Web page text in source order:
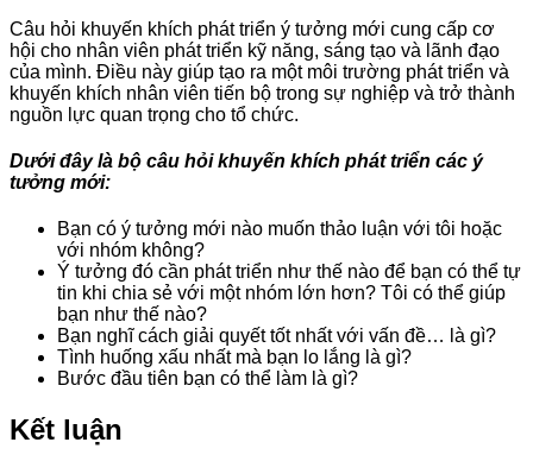
Câu hỏi khuyến khích phát triển ý tưởng mới cung cấp cơ
hội cho nhân viên phát triển kỹ năng, sáng tạo và lãnh đạo
của mình. Điều này giúp tạo ra một môi trường phát triển và
khuyến khích nhân viên tiến bộ trong sự nghiệp và trở thành
nguồn lực quan trọng cho tổ chức.
Dưới đây là bộ câu hỏi khuyến khích phát triển các ý
tưởng mới:
Bạn có ý tưởng mới nào muốn thảo luận với tôi hoặc
với nhóm không?
Ý tưởng đó cần phát triển như thế nào để bạn có thể tự
tin khi chia sẻ với một nhóm lớn hơn? Tôi có thể giúp
bạn như thế nào?
Bạn nghĩ cách giải quyết tốt nhất với vấn đề… là gì?
Tình huống xấu nhất mà bạn lo lắng là gì?
Bước đầu tiên bạn có thể làm là gì?
Kết luận